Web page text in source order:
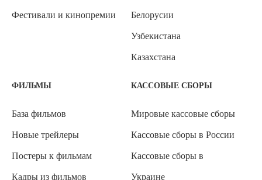
Фестивали и кинопремии Белорусии
Узбекистана
Казахстана
ФИЛЬМЫ
База фильмов
Новые трейлеры
Постеры к фильмам
Кадры из фильмов
КАССОВЫЕ СБОРЫ
Мировые кассовые сборы
Кассовые сборы в России
Кассовые сборы в
Украине